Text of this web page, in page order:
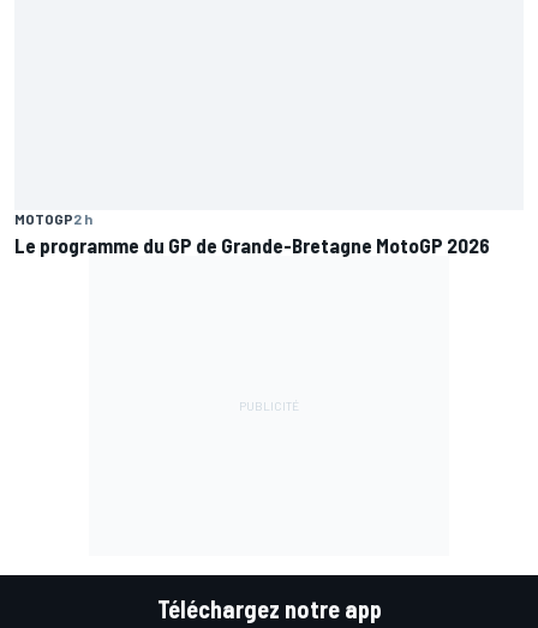
MOTOGP2 h
Le programme du GP de Grande-Bretagne MotoGP 2026
Téléchargez notre app